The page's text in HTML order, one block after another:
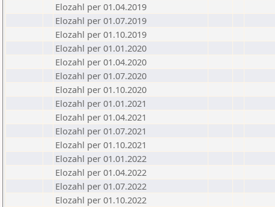
Elozahl per 01.04.2019
Elozahl per 01.07.2019
Elozahl per 01.10.2019
Elozahl per 01.01.2020
Elozahl per 01.04.2020
Elozahl per 01.07.2020
Elozahl per 01.10.2020
Elozahl per 01.01.2021
Elozahl per 01.04.2021
Elozahl per 01.07.2021
Elozahl per 01.10.2021
Elozahl per 01.01.2022
Elozahl per 01.04.2022
Elozahl per 01.07.2022
Elozahl per 01.10.2022